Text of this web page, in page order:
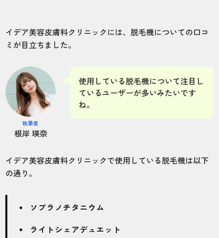
イデア美容皮膚科クリニックには、脱毛機についての口コ
ミが目立ちました。
執筆者
根岸 瑛奈
使用している脱毛機について注目し
ているユーザーが多いみたいです
ね。
イデア美容皮膚科クリニックで使用している脱毛機は以下
の通り。
ソプラノチタニウム
ライトシェアデュエット